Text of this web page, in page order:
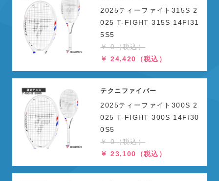
2025ティーファイト315S 2
025 T-FIGHT 315S 14FI31
5S5
￥ 0（税込）
￥ 24,420（税込）
テクニファイバー
2025ティーファイト300S 2
025 T-FIGHT 300S 14FI30
0S5
￥ 0（税込）
￥ 23,100（税込）